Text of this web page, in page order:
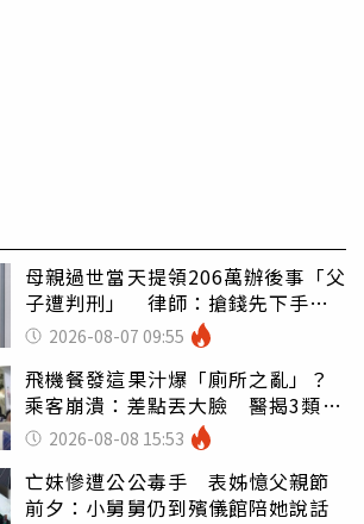
母親過世當天提領206萬辦後事「父
子遭判刑」 律師：搶錢先下手是
罪 2026-08-07 09:55
飛機餐發這果汁爆「廁所之亂」？
乘客崩潰：差點丟大臉 醫揭3類人
別亂喝
2026-08-08 15:53
亡妹慘遭公公毒手 表姊憶父親節
前夕：小舅舅仍到殯儀館陪她說話